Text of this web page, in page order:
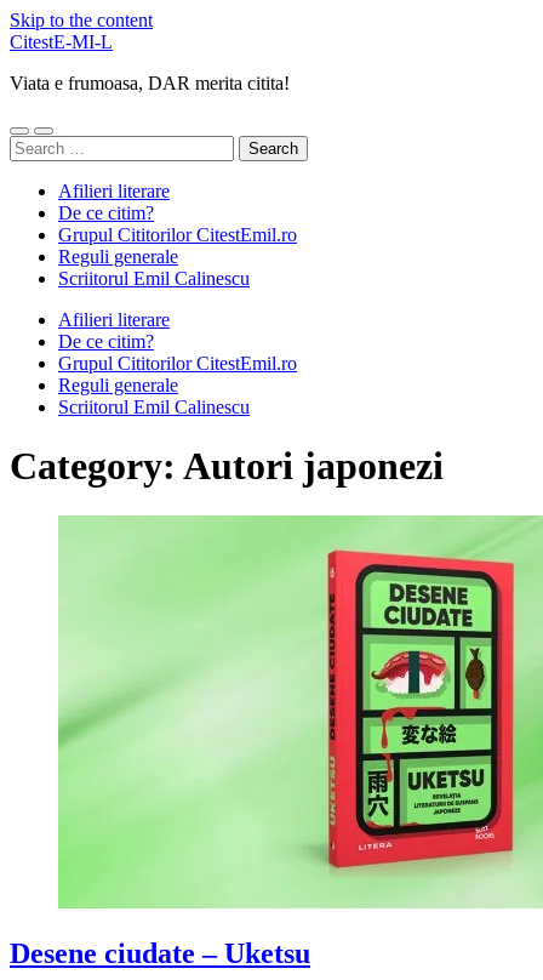
Skip to the content
CitestE-MI-L
Viata e frumoasa, DAR merita citita!
Toggle
mobile
Toggle
search
Search
for:
Afilieri literare
De ce citim?
Grupul Cititorilor CitestEmil.ro
Reguli generale
Scriitorul Emil Calinescu
Afilieri literare
De ce citim?
Grupul Cititorilor CitestEmil.ro
Reguli generale
Scriitorul Emil Calinescu
Category: Autori japonezi
Desene ciudate – Uketsu